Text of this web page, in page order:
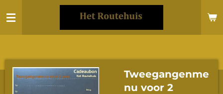
direct
Tweegangenme
nu voor 2